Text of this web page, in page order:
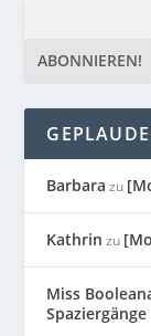
Barbara zu
Kathrin zu
Miss
Spaziergänge